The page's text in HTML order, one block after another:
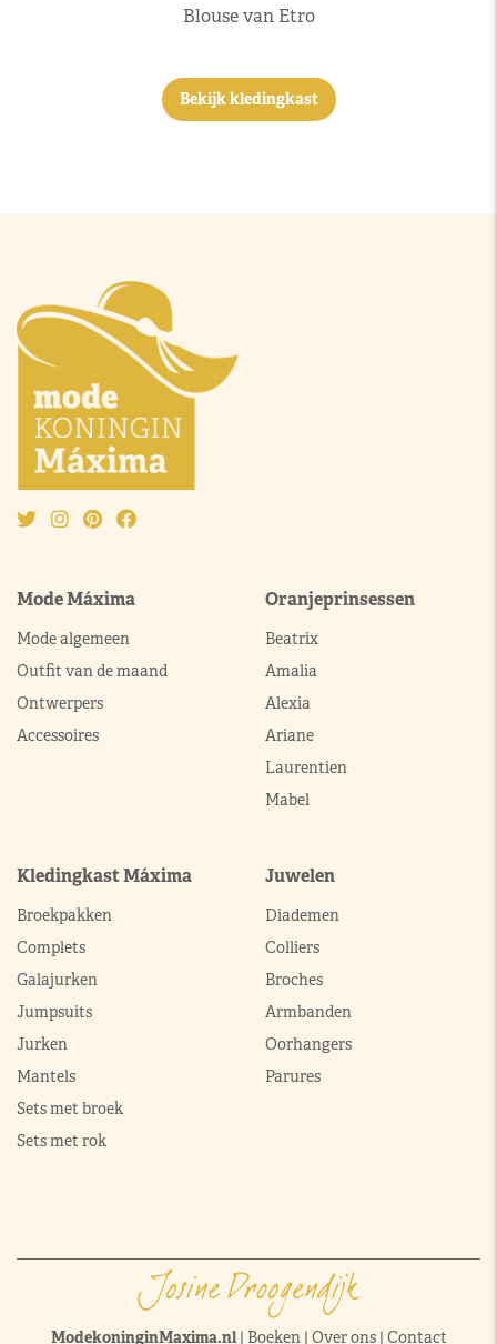
Blouse van Etro
Bekijk kledingkast
Mode Máxima
Mode algemeen
Outfit van de maand
Ontwerpers
Accessoires
Oranjeprinsessen
Beatrix
Amalia
Alexia
Ariane
Laurentien
Mabel
Kledingkast Máxima
Broekpakken
Complets
Galajurken
Jumpsuits
Jurken
Mantels
Sets met broek
Sets met rok
Juwelen
Diademen
Colliers
Broches
Armbanden
Oorhangers
Parures
ModekoninginMaxima.nl| Boeken| Over ons| Contact